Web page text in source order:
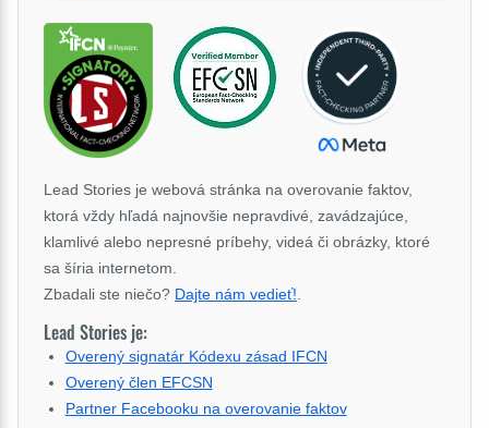
Lead Stories je webová stránka na overovanie faktov,
ktorá vždy hľadá najnovšie nepravdivé, zavádzajúce,
klamlivé alebo nepresné príbehy, videá či obrázky, ktoré
sa šíria internetom.
Zbadali ste niečo? Dajte nám vedieť!.
Lead Stories je:
Overený signatár Kódexu zásad IFCN
Overený člen EFCSN
Partner Facebooku na overovanie faktov